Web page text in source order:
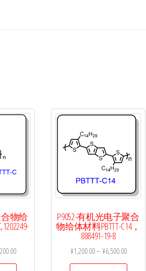
物给
本
P9052-有机光电子聚合
物给体材料PBTTT-C14，
888491-19-8
¥1,200.00– ¥6,500.00
本